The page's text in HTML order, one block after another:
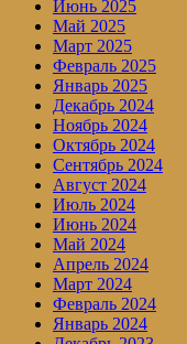
Июнь 2025
Май 2025
Март 2025
Февраль 2025
Январь 2025
Декабрь 2024
Ноябрь 2024
Октябрь 2024
Сентябрь 2024
Август 2024
Июль 2024
Июнь 2024
Май 2024
Апрель 2024
Март 2024
Февраль 2024
Январь 2024